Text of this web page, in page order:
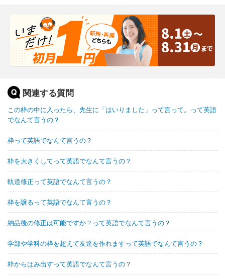
関連する質問
この枠の中に入ったら、先生に「はいりました」って言って。って英語
でなんて言うの？
枠って英語でなんて言うの？
枠を大きくしてって英語でなんて言うの？
軌道修正って英語でなんて言うの？
枠を譲るって英語でなんて言うの？
納品後の修正は可能ですか？って英語でなんて言うの？
学部や学科の枠を超えて友達を作れますって英語でなんて言うの？
枠からはみ出すって英語でなんて言うの？